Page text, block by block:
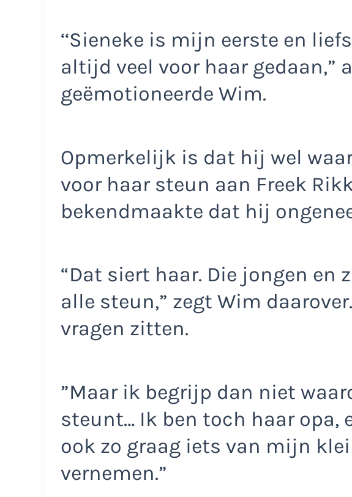
‘‘Sieneke is mijn eerste en
altijd veel voor haar gedaan,”
geëmotioneerde Wim.
Opmerkelijk is dat hij wel
voor haar steun aan Freek
bekendmaakte dat hij
“Dat siert haar. Die jongen en
alle steun,” zegt Wim
vragen zitten.
”Maar ik begrijp dan niet
steunt… Ik ben toch haar opa,
ook zo graag iets van mijn
vernemen.”